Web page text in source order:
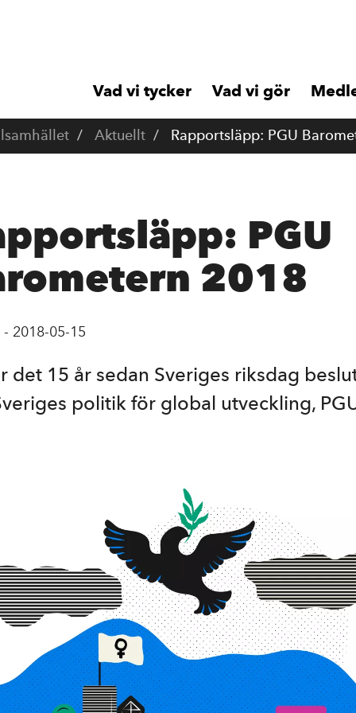
Vad vi tycker Vad vi gör
Aktuellt Rapportsläpp: PGU
PGU
2018
- 2018-05-15
det 15 år sedan Sveriges riksdag
politik för global utveckling,